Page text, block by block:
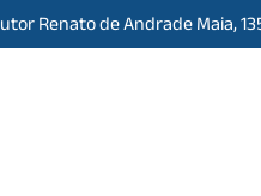
Renato de Andrade Maia,